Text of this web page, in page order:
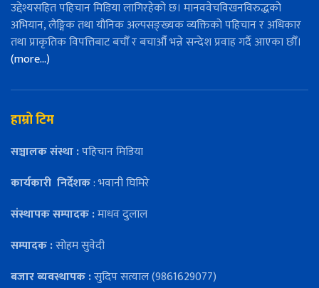
उद्देश्यसहित पहिचान मिडिया लागिरहेको छ। मानववेचविखनविरुद्धको
अभियान, लैङ्गिक तथा यौनिक अल्पसङ्ख्यक व्यक्तिको पहिचान र अधिकार
तथा प्राकृतिक विपत्तिबाट बचौँ र बचाऔँ भन्ने सन्देश प्रवाह गर्दै आएका छौँ।
(more…)
हाम्रो टिम
सञ्चालक संस्था :पहिचान मिडिया
कार्यकारी निर्देशक: भवानी घिमिरे
संस्थापक सम्पादक :माधव दुलाल
सम्पादक :सोहम सुवेदी
बजार ब्यवस्थापक :सुदिप सत्याल (9861629077)